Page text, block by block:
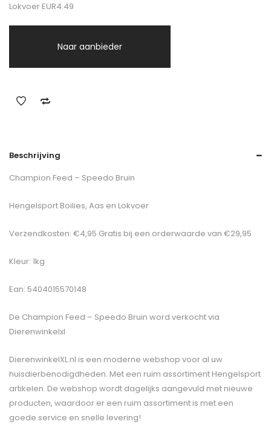
Lokvoer EUR4.49
Naar aanbieder
Beschrijving
Champion Feed – Speedo Bruin
Hengelsport Boilies, Aas en Lokvoer
Verzendkosten: €4,95 Gratis bij een orderwaarde van €29,95
Kleur: 1kg
Ean: 5404015570148
De Champion Feed – Speedo Bruin word verkocht via
Dierenwinkelxl
DierenwinkelXL.nl is een moderne webshop voor al uw
huisdierbenodigdheden. Met een ruim assortiment Hengelsport
artikelen. De webshop wordt dagelijks aangevuld met nieuwe
producten, waardoor er een ruim assortiment is met een
goede service en snelle levering!